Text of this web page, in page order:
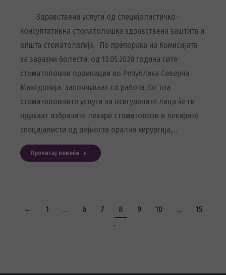
Здравствени услуги од специјалистичко–
консултативна стоматолошка здравствена заштита и
општа стоматологија По препорака на Комисијата
за заразни болести, од 13.05.2020 година сите
стоматолошки ординации во Република Северна
Македонија започнуваат со работа. Со тоа
стоматолошките услуги на осигурените лица ќе ги
пружаат избраните лекари стоматолози и лекарите
специјалисти од дејноста орална хирургија,…
Прочитај повеќе
← 1 … 6 7 8 9 10 …
15
→